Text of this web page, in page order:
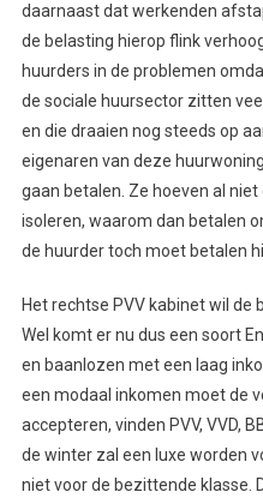
daarnaast dat werkenden
de belasting hierop flink
huurders in de problemen
de sociale huursector zitten
en die draaien nog steeds op
eigenaren van deze
gaan betalen. Ze hoeven al
isoleren, waarom dan betalen
de huurder toch moet betalen
Het rechtse PVV kabinet wil de
Wel komt er nu dus een soort
en baanlozen met een laag
een modaal inkomen moet de
accepteren, vinden PVV, VVD,
de winter zal een luxe worden
niet voor de bezittende klasse.